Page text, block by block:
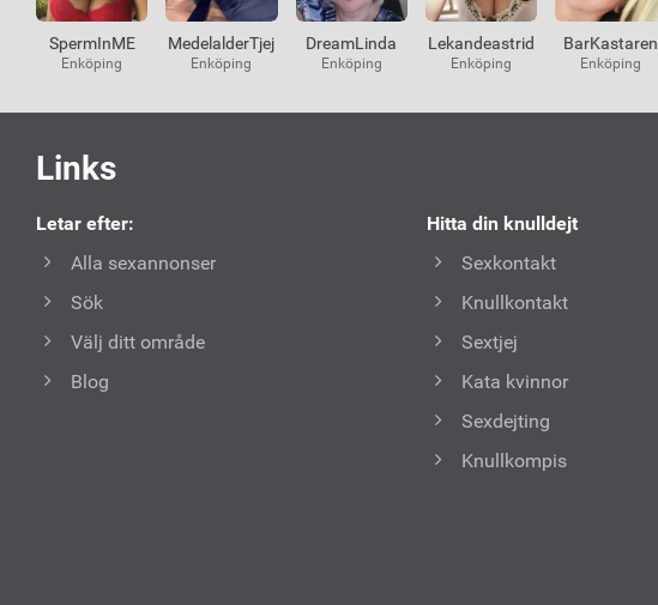
SpermInME
Enköping
MedelalderTjej
Enköping
DreamLinda
Enköping
Lekandeastrid
Enköping
BarKastaren
Enköping
Användbara
länkar
Links
Letar efter:
Alla sexannonser
Sök
Välj ditt område
Blog
Hitta din knulldejt
Sexkontakt
Knullkontakt
Sextjej
Kata kvinnor
Sexdejting
Knullkompis